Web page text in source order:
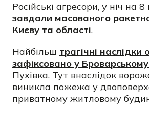
Російські агресори, у ніч на
завдали масованого
Києву та області.
Найбільш трагічні наслідки
зафіксовано у
Пухівка. Тут внаслідок
виникла пожежа у
приватному житловому